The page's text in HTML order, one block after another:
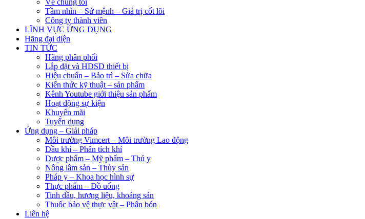
Về chúng tôi
Tầm nhìn – Sứ mệnh – Giá trị cốt lõi
Công ty thành viên
LĨNH VỰC ỨNG DỤNG
Hãng đại diện
TIN TỨC
Hãng phân phối
Lắp đặt và HDSD thiết bị
Hiệu chuẩn – Bảo trì – Sửa chữa
Kiến thức kỹ thuật – sản phẩm
Kênh Youtube giới thiệu sản phẩm
Hoạt động sự kiện
Khuyến mãi
Tuyển dụng
Ứng dụng – Giải pháp
Môi trường Vimcert – Môi trường Lao động
Dầu khí – Phân tích khí
Dược phẩm – Mỹ phẩm – Thú y
Nông lâm sản – Thủy sản
Pháp y – Khoa học hình sự
Thực phẩm – Đồ uống
Tinh dầu, hương liệu, khoáng sản
Thuốc bảo vệ thực vật – Phân bón
Liên hệ